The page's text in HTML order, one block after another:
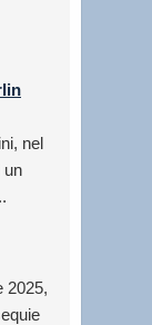
nel
un
2025,